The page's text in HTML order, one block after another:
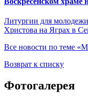
Литургии для
Христова на Яграх в
Все новости по теме
Возврат к списку
Фотогалерея